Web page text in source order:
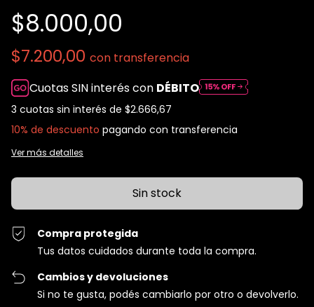
$8.000,00
$7.200,00 con transferencia
Cuotas SIN interés con DÉBITO
3 cuotas sin interés de $2.666,67
10% de descuento pagando con transferencia
Ver más detalles
Compra protegida
Tus datos cuidados durante toda la compra.
Cambios y devoluciones
Si no te gusta, podés cambiarlo por otro o devolverlo.